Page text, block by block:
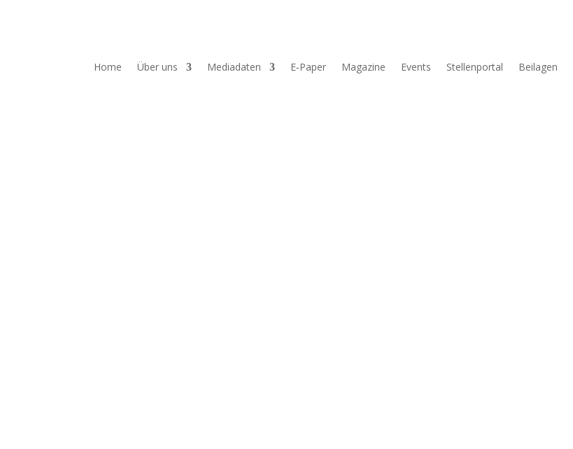
Home Über uns Mediadaten E‑Paper Magazine Events Stellenportal Beilagen